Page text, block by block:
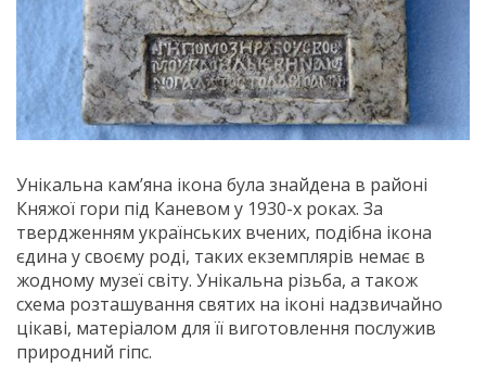
Унікальна кам’яна ікона була знайдена в районі
Княжої гори під Каневом у 1930-х роках. За
твердженням українських вчених, подібна ікона
єдина у своєму роді, таких екземплярів немає в
жодному музеї світу. Унікальна різьба, а також
схема розташування святих на іконі надзвичайно
цікаві, матеріалом для її виготовлення послужив
природний гіпс.